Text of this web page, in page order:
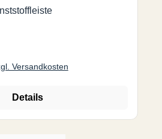
Versandkosten
Details